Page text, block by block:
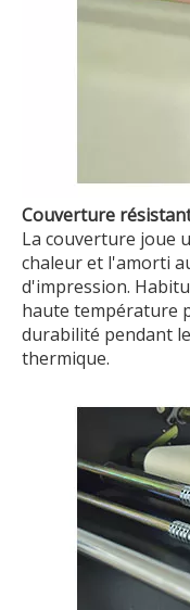
Couverture
La couverture joue
chaleur et l'amorti
d'impression.
haute température
durabilité pendant
thermique.